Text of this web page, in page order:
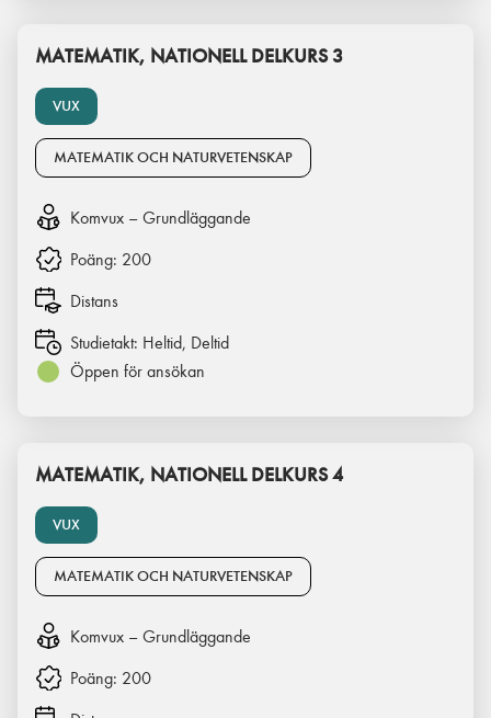
VUX
MATEMATIK, NATIONELL DELKURS 3
MATEMATIK OCH NATURVETENSKAP
Komvux – Grundläggande
Poäng: 200
Distans
Studietakt: Heltid, Deltid
Öppen för ansökan
VUX
MATEMATIK, NATIONELL DELKURS 4
MATEMATIK OCH NATURVETENSKAP
Komvux – Grundläggande
Poäng: 200